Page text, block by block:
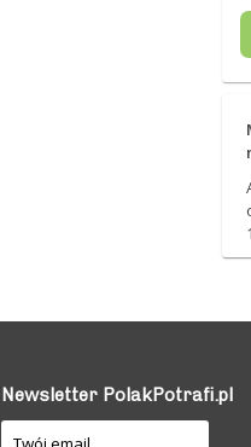
Newsletter PolakPotrafi.pl